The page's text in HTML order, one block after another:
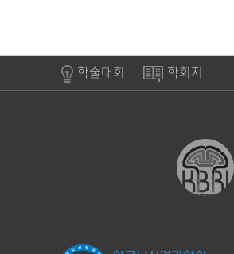
학술대회 학회지